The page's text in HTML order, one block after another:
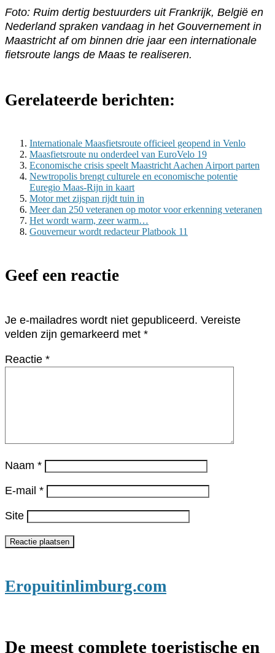
Foto: Ruim dertig bestuurders uit Frankrijk, België en
Nederland spraken vandaag in het Gouvernement in
Maastricht af om binnen drie jaar een internationale
fietsroute langs de Maas te realiseren.
Gerelateerde berichten:
Internationale Maasfietsroute officieel geopend in Venlo
Maasfietsroute nu onderdeel van EuroVelo 19
Economische crisis speelt Maastricht Aachen Airport parten
Newtropolis brengt culturele en economische potentie
Euregio Maas-Rijn in kaart
Motor met zijspan rijdt tuin in
Meer dan 250 veteranen op motor voor erkenning veteranen
Het wordt warm, zeer warm…
Gouverneur wordt redacteur Platbook 11
Geef een reactie
Je e-mailadres wordt niet gepubliceerd. Vereiste
velden zijn gemarkeerd met *
Reactie *
Naam *
E-mail *
Site
Eropuitinlimburg.com
De meest complete toeristische en